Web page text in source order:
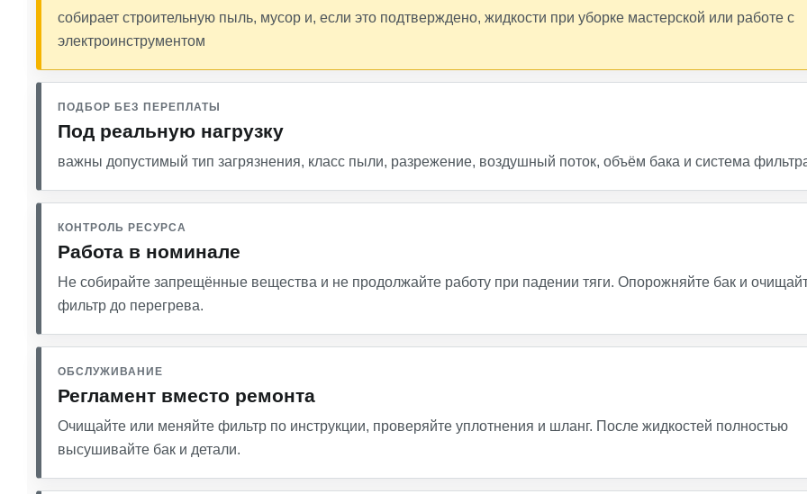
собирает строительную пыль, мусор и, если это подтверждено, жидкости при уборке мастерской или работе с
электроинструментом
ПОДБОР БЕЗ ПЕРЕПЛАТЫ
Под реальную нагрузку
важны допустимый тип загрязнения, класс пыли, разрежение, воздушный поток, объём бака и система
КОНТРОЛЬ РЕСУРСА
Работа в номинале
Не собирайте запрещённые вещества и не продолжайте работу при падении тяги. Опорожняйте бак и
фильтр до перегрева.
ОБСЛУЖИВАНИЕ
Регламент вместо ремонта
Очищайте или меняйте фильтр по инструкции, проверяйте уплотнения и шланг. После жидкостей полностью
высушивайте бак и детали.